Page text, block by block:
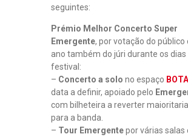
seguintes:
Prémio Melhor Concerto Super
Emergente, por votação do público
ano também do júri durante os dias
festival:
– Concerto a solo no espaço BOTA
data a definir, apoiado pelo
com bilheteira a reverter
para a banda.
– Tour Emergentepor várias salas